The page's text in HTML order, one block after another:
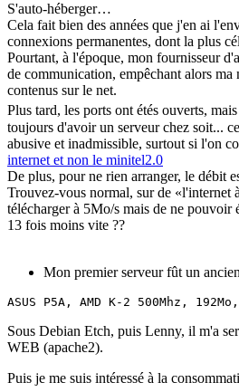
S'auto-héberger…
Cela fait bien des années que j'en ai
connexions permanentes, dont la plus
Pourtant, à l'époque, mon fournisseur
de communication, empêchant alors ma
contenus sur le net.
Plus tard, les ports ont étés ouverts,
toujours d'avoir un serveur chez soit...
abusive et inadmissible, surtout si l'on
internet et non le minitel2.0
De plus, pour ne rien arranger, le débit
Trouvez-vous normal, sur de «l'internet
télécharger à 5Mo/s mais de ne pouvoir
13 fois moins vite ??
Mon premier serveur fût un
ASUS P5A, AMD K-2 500Mhz,
Sous Debian Etch, puis Lenny, il m'a
WEB (apache2).
Puis je me suis intéressé à la